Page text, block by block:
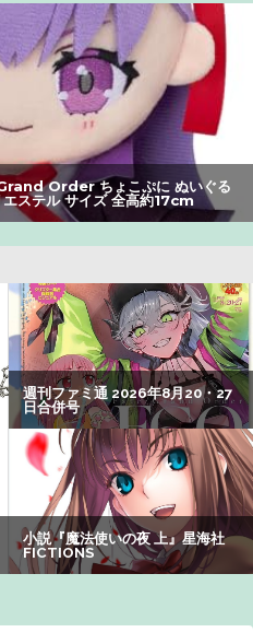
オテロレベルのやらかしで
で見つかる。めちゃくちゃ
ュース
するｗｗｗｗ
、最新絵でめっちゃ可愛く
2球団を即クビ→SNS更新が
由、ついに判明かｗｗｗｗ：
に綿を詰めまくって空気抵
ｗ
首吊り自配信、拡散されま
少が止まりません」→ファ
Order ちょこぷに ぬいぐる
ステル サイズ 全高約17cm